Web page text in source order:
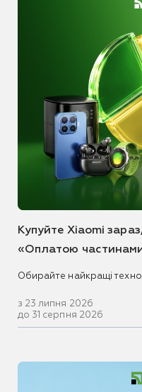
Купуйте Xiaomi
«Оплатою
Обирайте найкращі
з 23 липня 2026
до 31 серпня 2026